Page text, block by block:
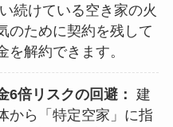
続けている空き家の火
のために契約を残して
を解約できます。
6倍リスクの回避： 建
から「特定空家」に指